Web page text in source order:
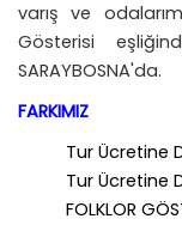
varış ve
Gösterisi
SARAYBOSNA'da.
FARKIMIZ
Tur Ücretine
Tur Ücretine
FOLKLOR